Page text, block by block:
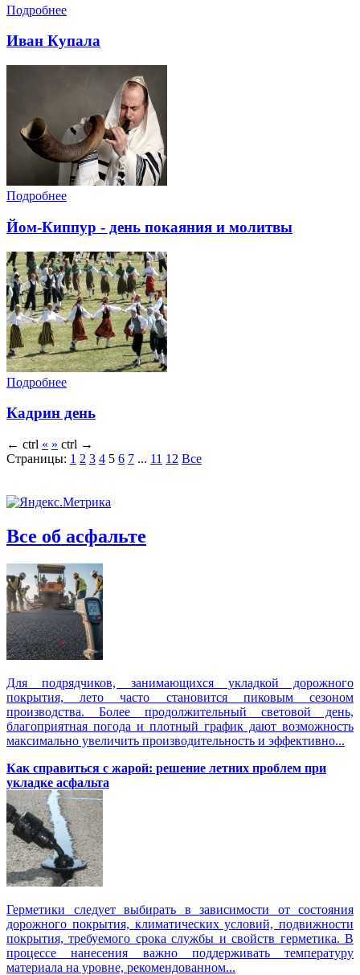
Подробнее
Иван Купала
Подробнее
Йом-Киппур - день покаяния и молитвы
Подробнее
Кадрин день
← ctrl « » ctrl →
Страницы: 1 2 3 4 5 6 7 ... 11 12 Все
Все об асфальте
Для подрядчиков, занимающихся укладкой дорожного
покрытия, лето часто становится пиковым сезоном
производства. Более продолжительный световой день,
благоприятная погода и плотный график дают возможность
максимально увеличить производительность и эффективно...
Как справиться с жарой: решение летних проблем при
укладке асфальта
Герметики следует выбирать в зависимости от состояния
дорожного покрытия, климатических условий, подвижности
покрытия, требуемого срока службы и свойств герметика. В
процессе нанесения важно поддерживать температуру
материала на уровне, рекомендованном...